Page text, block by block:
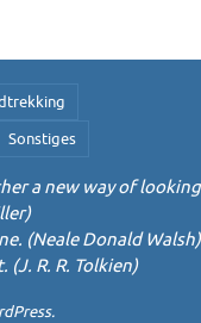
Sonstiges
a new way of looking
(Neale Donald Walsh)
R. R. Tolkien)